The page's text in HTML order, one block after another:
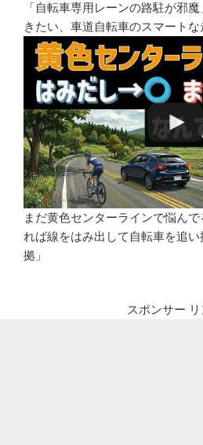
「自転車専用レーンの路駐が邪
きたい、車道自転車のスマートな
まだ黄色センターラインで悩ん
れば線をはみ出して自転車を追
拠」
スポンサー リ